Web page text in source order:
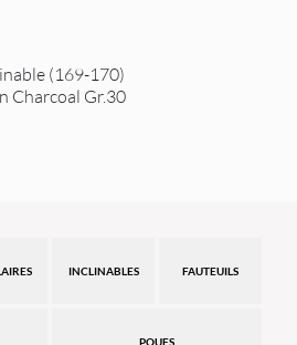
(169-170)
Charcoal Gr.30
INCLINABLES FAUTEUILS
POUFS